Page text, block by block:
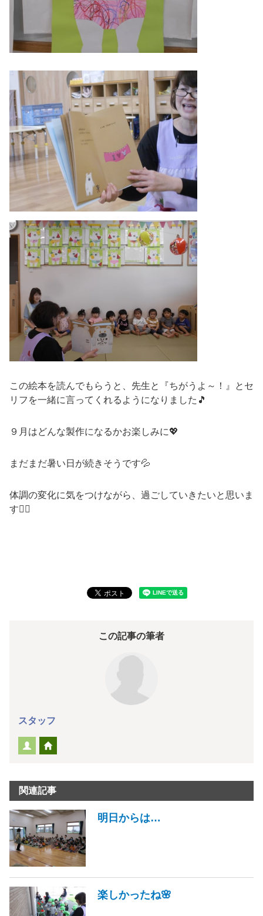
この絵本を読んでもらうと、先生と『ちがうよ～！』とセ
リフを一緒に言ってくれるようになりました🎵
９月はどんな製作になるかお楽しみに💖
まだまだ暑い日が続きそうです💦
体調の変化に気をつけながら、過ごしていきたいと思いま
す🙂‍↕️
この記事の筆者
スタッフ
関連記事
明日からは…
楽しかったね🌸